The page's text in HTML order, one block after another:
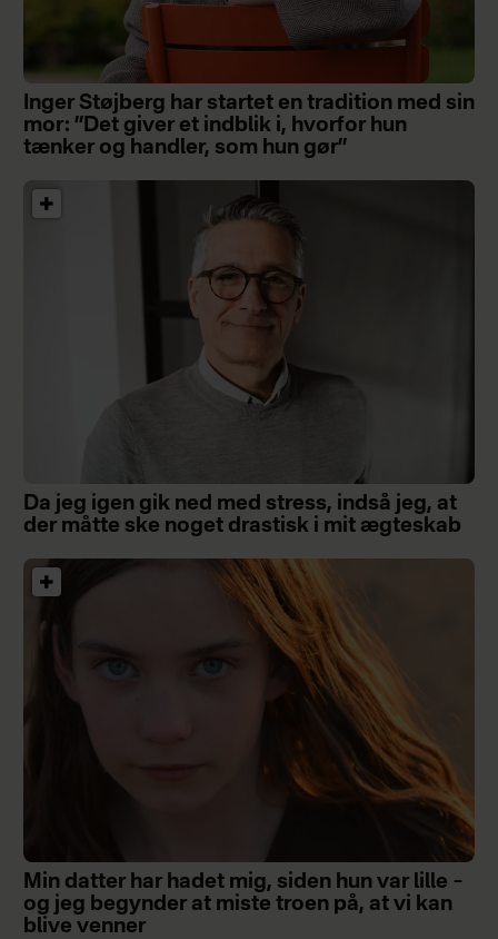
Inger Støjberg har startet en tradition med sin
mor: ”Det giver et indblik i, hvorfor hun
tænker og handler, som hun gør”
Da jeg igen gik ned med stress, indså jeg, at
der måtte ske noget drastisk i mit ægteskab
Min datter har hadet mig, siden hun var lille –
og jeg begynder at miste troen på, at vi kan
blive venner